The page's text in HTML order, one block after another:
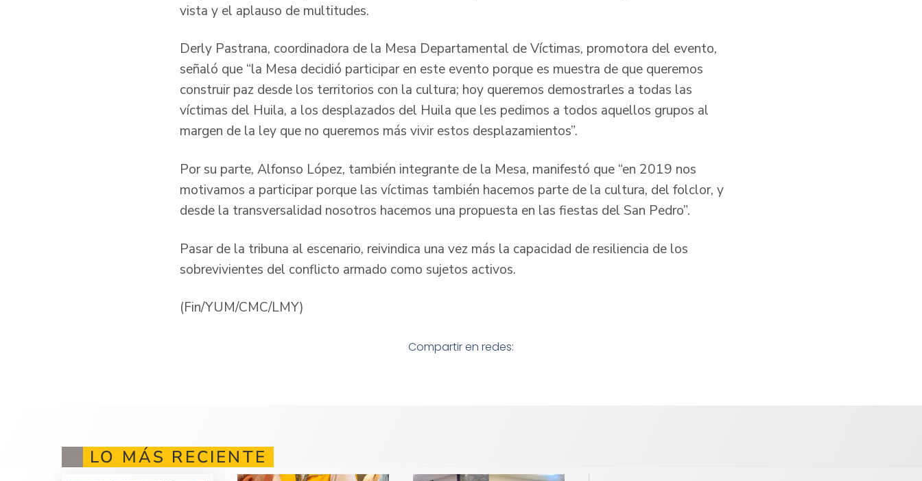
vista y el aplauso de multitudes.
Derly Pastrana, coordinadora de la Mesa Departamental de Víctimas, promotora del evento,
señaló que “la Mesa decidió participar en este evento porque es muestra de que queremos
construir paz desde los territorios con la cultura; hoy queremos demostrarles a todas las
víctimas del Huila, a los desplazados del Huila que les pedimos a todos aquellos grupos al
margen de la ley que no queremos más vivir estos desplazamientos”.
Por su parte, Alfonso López, también integrante de la Mesa, manifestó que “en 2019 nos
motivamos a participar porque las víctimas también hacemos parte de la cultura, del folclor, y
desde la transversalidad nosotros hacemos una propuesta en las fiestas del San Pedro”.
Pasar de la tribuna al escenario, reivindica una vez más la capacidad de resiliencia de los
sobrevivientes del conflicto armado como sujetos activos.
(Fin/YUM/CMC/LMY)
Compartir en redes:
LO MÁS RECIENTE